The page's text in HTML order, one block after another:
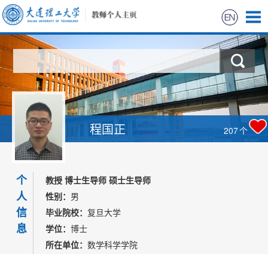
首页
科学研究
教学研究
获奖信息
招生信息
学生信息
我的相册
程国正 207个
个
人
信
息
教授 博士生导师 硕士生导师
性别： 男
毕业院校： 复旦大学
学位： 博士
所在单位： 数学科学学院